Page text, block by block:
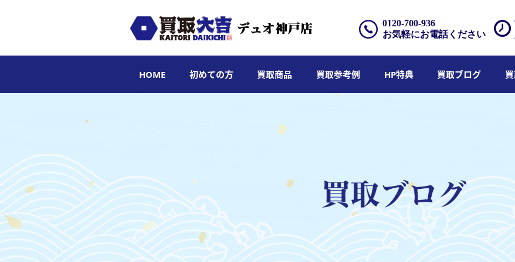
0120-700-936
お気軽にお電話ください
HOME 初めての方 買取商品 買取参考例 HP特典 買取ブログ